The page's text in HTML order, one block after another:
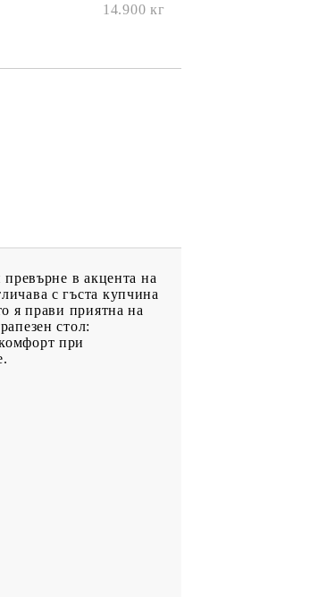
14.900 кг
в акцента на
с гъста купчина
я прави приятна на
стол:
при